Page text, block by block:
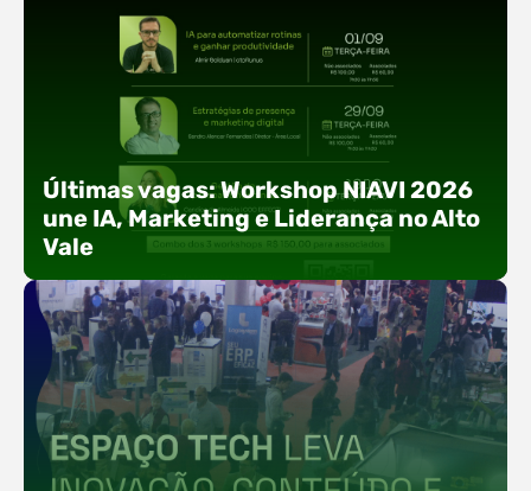
Últimas vagas: Workshop NIAVI 2026
une IA, Marketing e Liderança no Alto
Vale
Com o objetivo de impulsionar a produtividade, a